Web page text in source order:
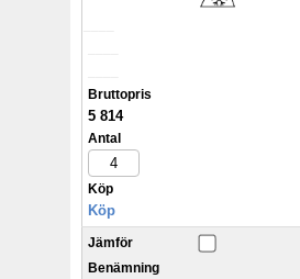
Bruttopris
5 814
Antal
Köp
Köp
Jämför
Benämning